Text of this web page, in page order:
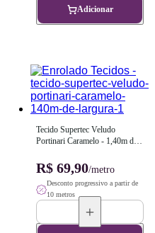
Adicionar
Tecido Supertec Veludo
Portinari Caramelo - 1,40m de
R$ 69,90/metro
Desconto progressivo a partir de
10 metros